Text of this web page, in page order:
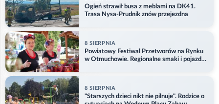
Ogień strawił busa z meblami na DK41.
Trasa Nysa-Prudnik znów przejezdna
8 SIERPNIA
Powiatowy Festiwal Przetworów na Rynku
w Otmuchowie. Regionalne smaki i pojazdy
8 SIERPNIA
"Starszych dzieci nikt nie pilnuje". Rodzice o